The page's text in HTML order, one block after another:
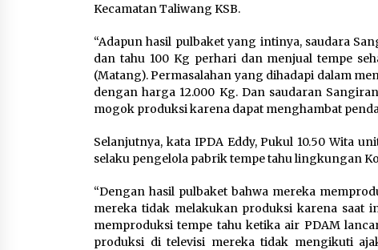
Kecamatan Taliwang KSB.
“Adapun hasil pulbaket yang intinya, saudara
dan tahu 100 Kg perhari dan menjual tempe
(Matang). Permasalahan yang dihadapi dalam
dengan harga 12.000 Kg. Dan saudaran
mogok produksi karena dapat menghambat
Selanjutnya, kata IPDA Eddy, Pukul 10.50 Wita
selaku pengelola pabrik tempe tahu lingkungan
“Dengan hasil pulbaket bahwa mereka
mereka tidak melakukan produksi karena saat
memproduksi tempe tahu ketika air PDAM
produksi di televisi mereka tidak mengikuti